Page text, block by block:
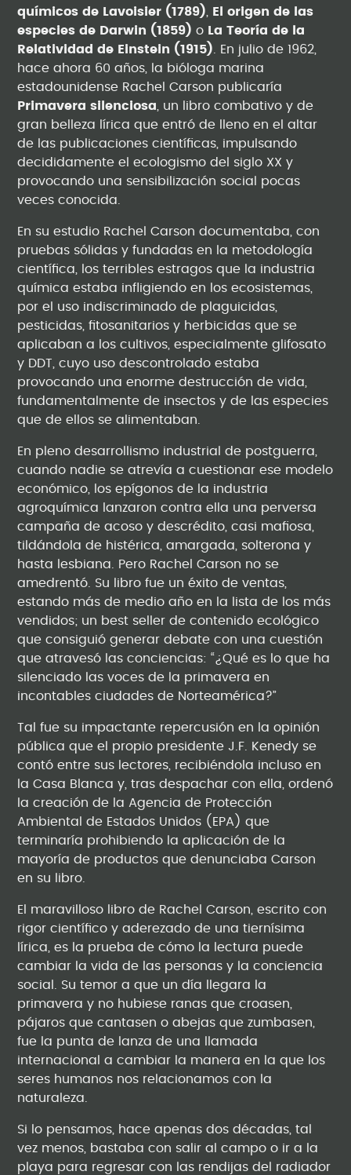
químicos de Lavoisier (1789)
El origen de las
especies de Darwin (1859) o La Teoría de la
Relatividad de Einstein (1915) . En julio de 1962,
hace ahora 60 años, la bióloga marina
estadounidense Rachel Carson publicaría
Primavera silenciosa , un libro combativo y de
gran belleza lírica que entró de lleno en el altar
de las publicaciones científicas, impulsando
decididamente el ecologismo del siglo XX y
provocando una sensibilización social pocas
veces conocida.
En su estudio Rachel Carson documentaba, con
pruebas sólidas y fundadas en la metodología
científica, los terribles estragos que la industria
química estaba infligiendo en los ecosistemas,
por el uso indiscriminado de plaguicidas,
pesticidas, fitosanitarios y herbicidas que se
aplicaban a los cultivos, especialmente glifosato
y DDT, cuyo uso descontrolado estaba
provocando una enorme destrucción de vida,
fundamentalmente de insectos y de las especies
que de ellos se alimentaban.
En pleno desarrollismo industrial de postguerra,
cuando nadie se atrevía a cuestionar ese modelo
económico, los epígonos de la industria
agroquímica lanzaron contra ella una perversa
campaña de acoso y descrédito, casi mafiosa,
tildándola de histérica, amargada, solterona y
hasta lesbiana. Pero Rachel Carson no se
amedrentó. Su libro fue un éxito de ventas,
estando más de medio año en la lista de los más
vendidos; un best seller de contenido ecológico
que consiguió generar debate con una cuestión
que atravesó las conciencias: “¿Qué es lo que ha
silenciado las voces de la primavera en
incontables ciudades de Norteamérica?”
Tal fue su impactante repercusión en la opinión
pública que el propio presidente J.F. Kenedy se
contó entre sus lectores, recibiéndola incluso en
la Casa Blanca y, tras despachar con ella, ordenó
la creación de la Agencia de Protección
Ambiental de Estados Unidos (EPA) que
terminaría prohibiendo la aplicación de la
mayoría de productos que denunciaba Carson
en su libro.
El maravilloso libro de Rachel Carson, escrito con
rigor científico y aderezado de una tiernísima
lírica, es la prueba de cómo la lectura puede
cambiar la vida de las personas y la conciencia
social. Su temor a que un día llegara la
primavera y no hubiese ranas que croasen,
pájaros que cantasen o abejas que zumbasen,
fue la punta de lanza de una llamada
internacional a cambiar la manera en la que los
seres humanos nos relacionamos con la
naturaleza.
Si lo pensamos, hace apenas dos décadas, tal
vez menos, bastaba con salir al campo o ir a la
playa para regresar con las rendijas del radiador